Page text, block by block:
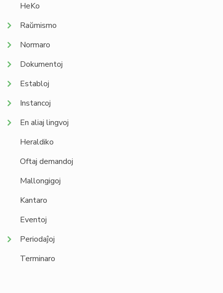
HeKo
Raŭmismo
Normaro
Dokumentoj
Establoj
Instancoj
En aliaj lingvoj
Heraldiko
Oftaj demandoj
Mallongigoj
Kantaro
Eventoj
Periodaĵoj
Terminaro